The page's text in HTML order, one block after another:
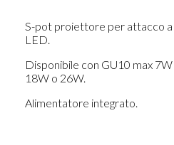
S-pot proiettore per attacco a
LED.
Disponibile con GU10 max
18W o 26W.
Alimentatore integrato.